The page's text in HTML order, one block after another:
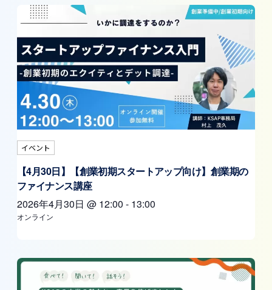
イベント
【4月30日】【創業初期スタートアップ向け】創業期の
ファイナンス講座
2026年4月30日 @ 12:00 - 13:00
オンライン